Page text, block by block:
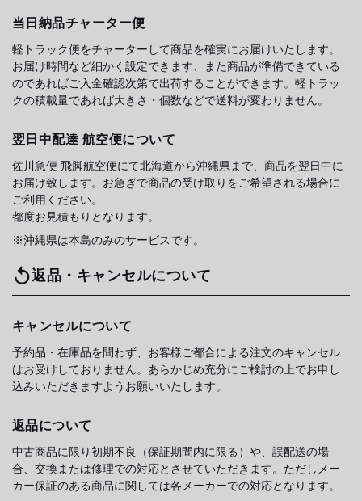
当日納品チャーター便
軽トラック便をチャーターして商品を確実にお届けいたします。
お届け時間など細かく設定できます、また商品が準備できている
のであればご入金確認次第で出荷することができます。軽トラッ
クの積載量であれば大きさ・個数などで送料が変わりません。
翌日中配達 航空便について
佐川急便 飛脚航空便にて北海道から沖縄県まで、商品を翌日中に
お届け致します。お急ぎで商品の受け取りをご希望される場合に
ご利用ください。
都度お見積もりとなります。
※沖縄県は本島のみのサービスです。
返品・キャンセルについて
キャンセルについて
予約品・在庫品を問わず、お客様ご都合による注文のキャンセル
はお受けしておりません。あらかじめ充分にご検討の上でお申し
込みいただきますようお願いいたします。
返品について
中古商品に限り初期不良（保証期間内に限る）や、誤配送の場
合、交換または修理での対応とさせていただきます。ただしメー
カー保証のある商品に関しては各メーカーでの対応となります。